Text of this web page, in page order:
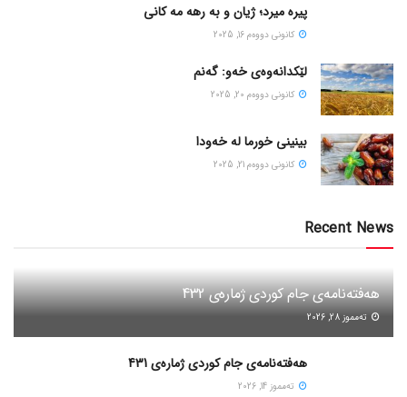
پیره میرد؛ ژیان و به رهه مه کانی
كانونی دووه‌م 16, 2025
لێکدانەوەی خەو: گەنم
كانونی دووه‌م 20, 2025
بینینی خورما لە خەودا
كانونی دووه‌م 21, 2025
Recent News
هەفتەنامەی جام کوردی ژمارەی 432
ته‌مموز 28, 2026
هەفتەنامەی جام کوردی ژمارەی 431
ته‌مموز 14, 2026